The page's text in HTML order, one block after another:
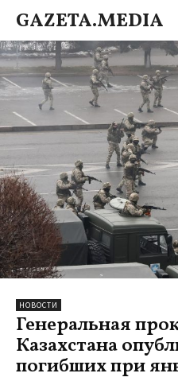
GAZETA.MEDIA
НОВОСТИ
Генеральная
Казахстана
погибших при